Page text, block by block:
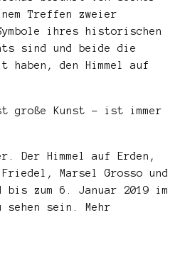
Treffen zweier
ihres historischen
sind und beide die
haben, den Himmel auf
große Kunst – ist immer
Der Himmel auf Erden,
Marsel Grosso und
zum 6. Januar 2019 im
sehen sein. Mehr